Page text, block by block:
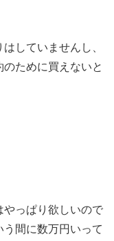
していませんし、
ために買えないと
っぱり欲しいので
間に数万円いって